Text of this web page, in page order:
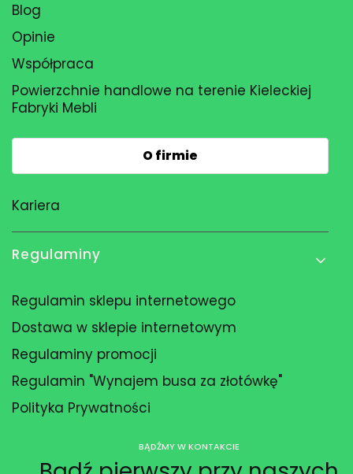
Blog
Opinie
Współpraca
Powierzchnie handlowe na terenie Kieleckiej
Fabryki Mebli
O firmie
Kariera
Regulaminy
Regulamin sklepu internetowego
Dostawa w sklepie internetowym
Regulaminy promocji
Regulamin "Wynajem busa za złotówkę"
Polityka Prywatności
BĄDŹMY W KONTAKCIE